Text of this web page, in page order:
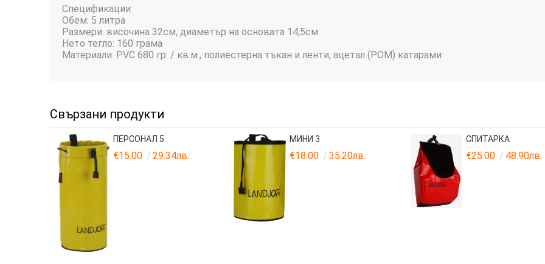
Спецификации:
Обем: 5 литра
Размери: височина 32см, диаметър на основата 14,5см
Нето тегло: 160 грама
Материали: PVC 680 гр. / кв.м., полиестерна тъкан и ленти, ацетал (POM) катарами
Свързани продукти
ПЕРСОНАЛ 5
€15.00 29.34лв.
МИНИ 3
€18.00 35.20лв.
СПИТАРКА
€25.00 48.90лв.